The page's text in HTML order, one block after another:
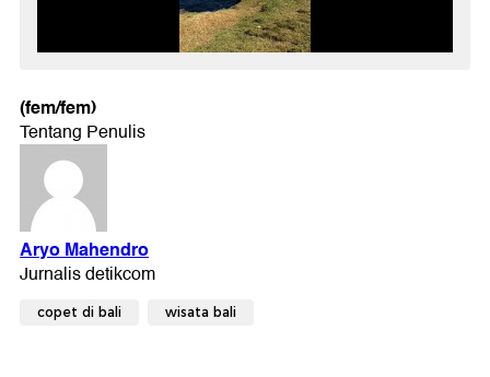
(fem/fem)
copet di bali wisata bali